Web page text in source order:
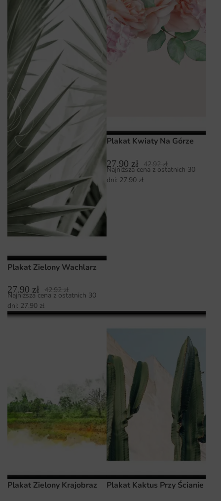
Plakat Zielony Wachlarz
27.90 zł 42.92zł
Najniższa cena z ostatnich 30
dni: 27.90 zł
Plakat Kwiaty Na Górze
27.90 zł 42.92zł
Najniższa cena z ostatnich 30
dni: 27.90 zł
Plakat Zielony Krajobraz Plakat Kaktus Przy Ścianie